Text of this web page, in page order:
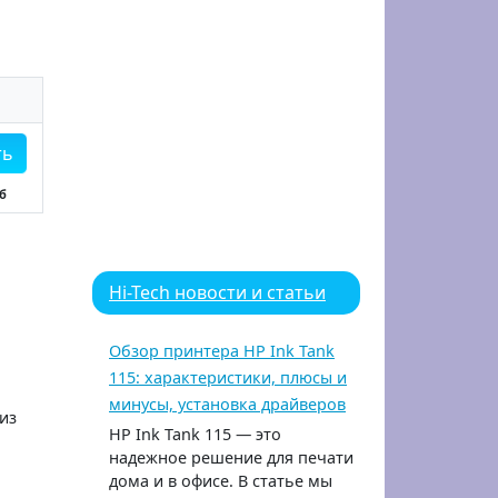
Hi-Tech новости и статьи
Обзор принтера HP Ink Tank
115: характеристики, плюсы и
минусы, установка драйверов
HP Ink Tank 115 — это
надежное решение для печати
дома и в офисе. В статье мы